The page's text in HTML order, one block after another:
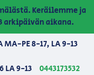
Keräilemme ja
arkipäivän aikana.
MA-PE 8-17, LA 9-13
LA 9-13
0443173532